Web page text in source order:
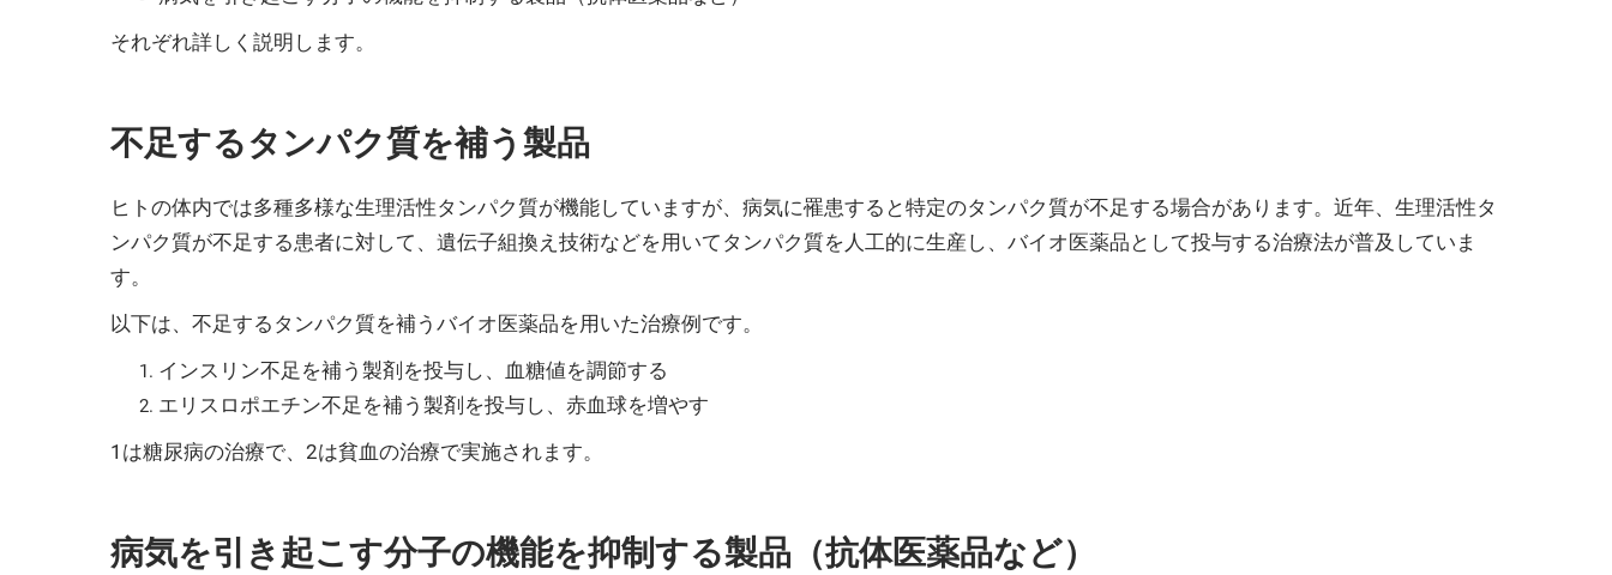
それぞれ詳しく説明します。
不足するタンパク質を補う製品
ヒトの体内では多種多様な生理活性タンパク質が機能していますが、病気に罹患すると特定のタンパク質が不足する場合があります。近年、生理活性タ
ンパク質が不足する患者に対して、遺伝子組換え技術などを用いてタンパク質を人工的に生産し、バイオ医薬品として投与する治療法が普及していま
す。
以下は、不足するタンパク質を補うバイオ医薬品を用いた治療例です。
インスリン不足を補う製剤を投与し、血糖値を調節する
エリスロポエチン不足を補う製剤を投与し、赤血球を増やす
1は糖尿病の治療で、2は貧血の治療で実施されます。
病気を引き起こす分子の機能を抑制する製品（抗体医薬品など）